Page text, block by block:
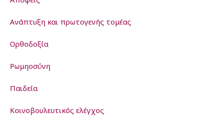
Ανάπτυξη και πρωτογενής τομέας
Ορθοδοξία
Ρωμηοσύνη
Παιδεία
Kοινοβουλευτικός ελέγχος